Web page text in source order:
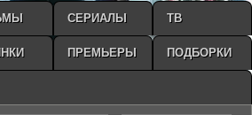
СЕРИАЛЫ ТВ
ПРЕМЬЕРЫ ПОДБОРКИ